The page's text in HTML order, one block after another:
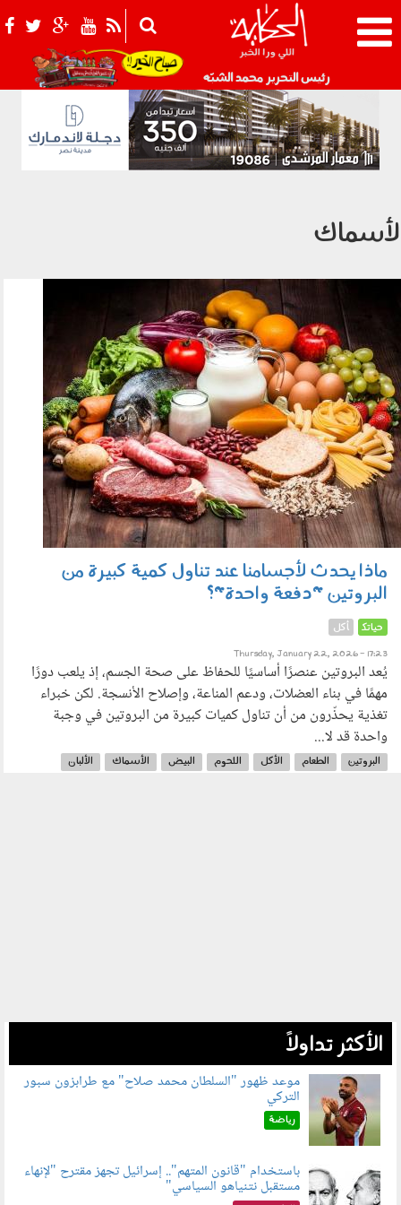
رئيس التحرير محمد الشبّه 021_2.png
220102.jpg
ماذا يحدث لأجسامنا عند تناول كمية كبيرة من
البروتين "دفعة واحدة"؟
حياتك أكل
Thursday, January 22, 2026 - 17:23
يُعد البروتين عنصرًا أساسيًا للحفاظ على صحة الجسم، إذ يلعب دورًا
مهمًا في بناء العضلات، ودعم المناعة، وإصلاح الأنسجة. لكن خبراء
تغذية يحذّرون من أن تناول كميات كبيرة من البروتين في وجبة
واحدة قد لا...
البروتين الطعام الأكل اللحوم البيض الأسماك الألبان
الأكثر تداولاً
090802.jpg
موعد ظهور "السلطان محمد صلاح" مع طرابزون سبور
التركي
رياضة
090801.jpg
باستخدام "قانون المتهم".. إسرائيل تجهز مقترح "لإنهاء
مستقبل نتنياهو السياسي"